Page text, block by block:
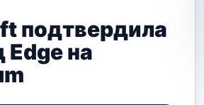
подтвердила
Edge на